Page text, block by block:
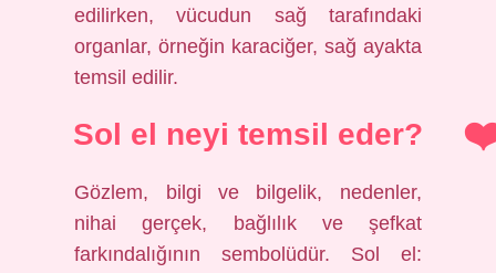
edilirken, vücudun sağ tarafındaki
organlar, örneğin karaciğer, sağ ayakta
temsil edilir.
Sol el neyi temsil eder?
Gözlem, bilgi ve bilgelik, nedenler,
nihai gerçek, bağlılık ve şefkat
farkındalığının sembolüdür. Sol el: